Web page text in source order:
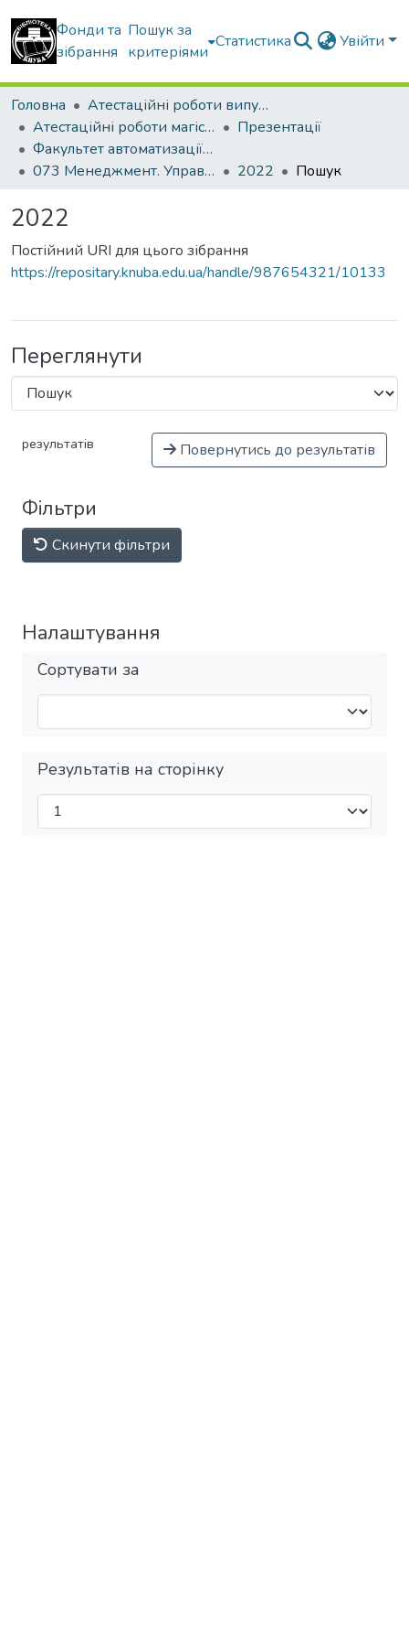
Фонди та
зібрання
Пошук за
критеріями
Статистика Увійти
Головна
Атестаційні роботи випускників
Атестаційні роботи магістрів
Презентації
Факультет автоматизації і інформаційних технологій
073 Менеджмент. Управління проектами
2022 Пошук
2022
Постійний URI для цього зібрання
https://repositary.knuba.edu.ua/handle/987654321/10133
Переглянути
результатів Повернутись до результатів
Фільтри
Скинути фільтри
Налаштування
Сортувати за
Результатів на сторінку